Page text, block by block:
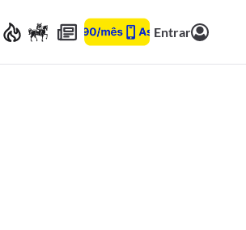
Entrar